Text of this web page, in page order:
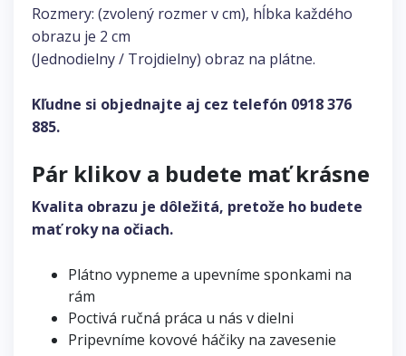
Rozmery: (zvolený rozmer v cm), hĺbka každého
obrazu je 2 cm
(Jednodielny / Trojdielny) obraz na plátne.
Kľudne si objednajte aj cez telefón 0918 376
885.
Pár klikov a budete mať krásne
Kvalita obrazu je dôležitá, pretože ho budete
mať roky na očiach.
Plátno vypneme a upevníme sponkami na
rám
Poctivá ručná práca u nás v dielni
Pripevníme kovové háčiky na zavesenie